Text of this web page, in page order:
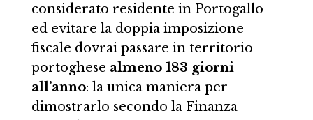
considerato residente in Portogallo
ed evitare la doppia imposizione
fiscale dovrai passare in territorio
portoghese almeno 183 giorni
all’anno: la unica maniera per
dimostrarlo secondo la Finanza